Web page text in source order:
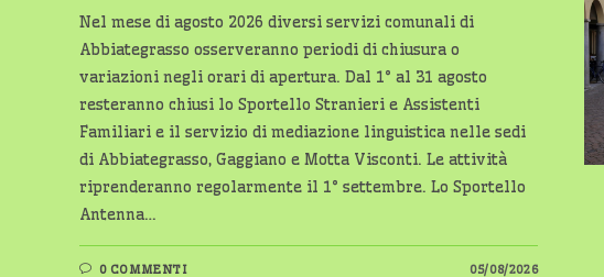
Nel mese di agosto 2026 diversi servizi comunali di
Abbiategrasso osserveranno periodi di chiusura o
variazioni negli orari di apertura. Dal 1° al 31 agosto
resteranno chiusi lo Sportello Stranieri e Assistenti
Familiari e il servizio di mediazione linguistica nelle sedi
di Abbiategrasso, Gaggiano e Motta Visconti. Le attività
riprenderanno regolarmente il 1° settembre. Lo Sportello
Antenna…
0 COMMENTI 05/08/2026